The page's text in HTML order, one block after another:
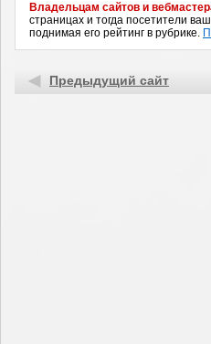
Владельцам сайтов и
страницах и тогда посетители
поднимая его рейтинг в рубрике.
Предыдущий сайт